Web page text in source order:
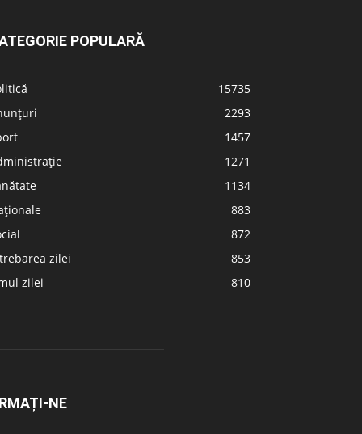
POPULARĂ
15735
2293
1457
1271
1134
883
872
zilei
853
zilei
810
NE